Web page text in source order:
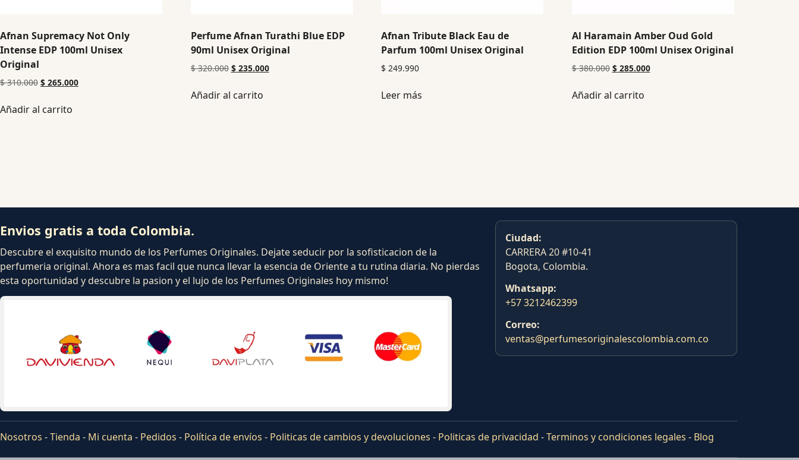
Afnan Supremacy Not Only
Intense EDP 100ml Unisex
Original
$310.000 $ 265.000
Añadir al carrito
Perfume Afnan Turathi Blue EDP
90ml Unisex Original
$320.000 $235.000
Añadir al carrito
Afnan Tribute Black Eau de
Parfum 100ml Unisex Original
$ 249.990
Leer más
Al Haramain Amber Oud Gold
Edition EDP 100ml Unisex Original
$380.000 $285.000
Añadir al carrito
Envios gratis a toda Colombia.
Descubre el exquisito mundo de los Perfumes Originales. Dejate seducir por la sofisticacion de la
perfumeria original. Ahora es mas facil que nunca llevar la esencia de Oriente a tu rutina diaria. No pierdas
esta oportunidad y descubre la pasion y el lujo de los Perfumes Originales hoy mismo!
Ciudad:
CARRERA 20 #10-41
Bogota, Colombia.
Whatsapp:
+57 3212462399
Correo:
ventas@perfumesoriginalescolombia.com.co
Nosotros -Tienda - Mi cuenta - Pedidos - Política de envíos - Politicas de cambios y devoluciones - Politicas de privacidad -Terminos y condiciones legales - Blog